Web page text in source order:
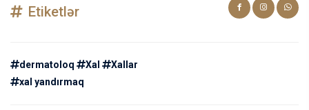
Etiketlər
dermatoloq Xal
Xallar
xal yandırmaq